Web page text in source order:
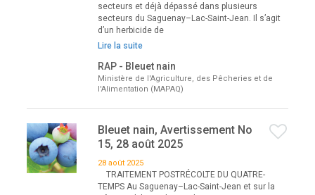
secteurs et déjà dépassé dans plusieurs
secteurs du Saguenay–Lac-Saint-Jean. Il s’agit
d’un herbicide de
Lire la suite
RAP - Bleuet nain
Ministère de l'Agriculture, des Pêcheries et de
l'Alimentation (MAPAQ)
Bleuet nain, Avertissement No
15, 28 août 2025
28 août 2025
TRAITEMENT POSTRÉCOLTE DU QUATRE-
TEMPS Au Saguenay–Lac-Saint-Jean et sur la